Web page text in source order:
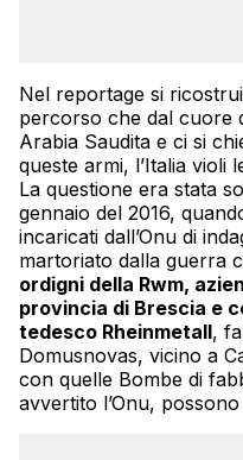
Nel reportage si
percorso che dal cuore
Arabia Saudita e ci si
queste armi, l’Italia violi
La questione era stata
gennaio del 2016,
incaricati dall’Onu di
martoriato dalla guerra
ordigni della Rwm,
provincia di Brescia e
tedesco Rheinmetall,
Domusnovas, vicino a
con quelle Bombe di
avvertito l’Onu,